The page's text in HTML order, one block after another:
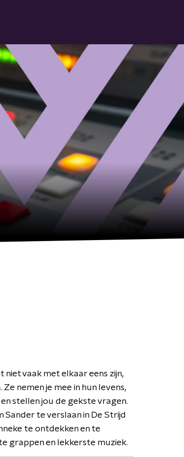
vaak met elkaar eens zijn,
nemen je mee in hun levens,
stellen jou de gekste vragen.
te verslaan in De Strijd
te ontdekken en te
grappen en lekkerste muziek.